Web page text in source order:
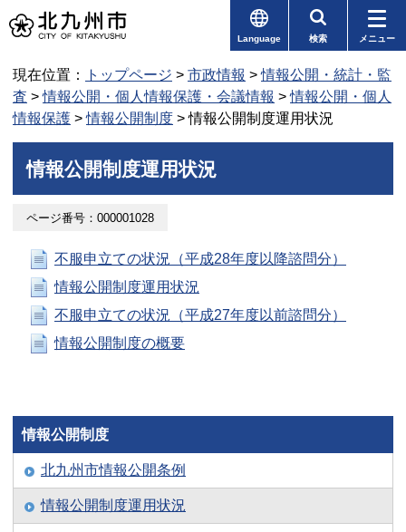
Language 検索 メニュー
現在位置： トップページ > 市政情報 >情報公開・統計・監
査 >情報公開・個人情報保護・会議情報 >情報公開・個人
情報保護 >情報公開制度 > 情報公開制度運用状況
情報公開制度運用状況
ページ番号：000001028
不服申立ての状況（平成28年度以降諮問分）
情報公開制度運用状況
不服申立ての状況（平成27年度以前諮問分）
情報公開制度の概要
情報公開制度
北九州市情報公開条例
情報公開制度運用状況